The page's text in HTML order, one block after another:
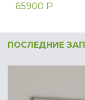
65900 Р
ПОСЛЕДНИЕ